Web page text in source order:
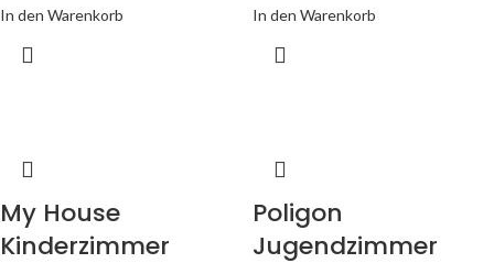
In den Warenkorb In den Warenkorb
My House
Kinderzimmer
Poligon
Jugendzimmer